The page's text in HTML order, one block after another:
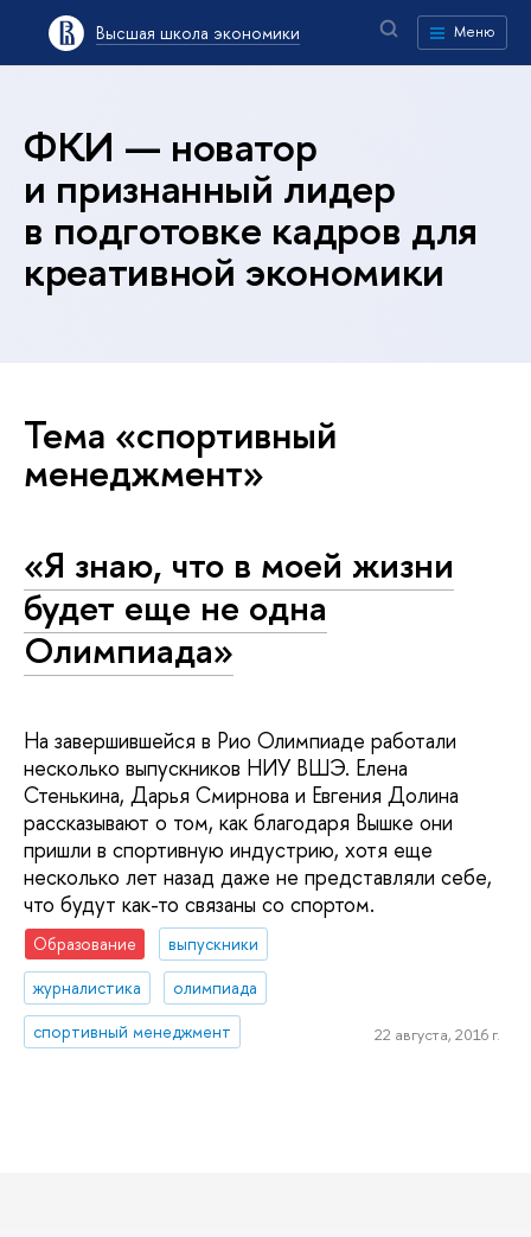
Высшая школа экономики Меню
ФКИ — новатор
и признанный лидер
в подготовке кадров для
креативной экономики
Тема «спортивный
менеджмент»
«Я знаю, что в моей жизни
будет еще не одна
Олимпиада»
На завершившейся в Рио Олимпиаде работали
несколько выпускников НИУ ВШЭ. Елена
Стенькина, Дарья Смирнова и Евгения Долина
рассказывают о том, как благодаря Вышке они
пришли в спортивную индустрию, хотя еще
несколько лет назад даже не представляли себе,
что будут как-то связаны со спортом.
Образование
выпускники
журналистика
олимпиада
спортивный менеджмент
22 августа, 2016 г.